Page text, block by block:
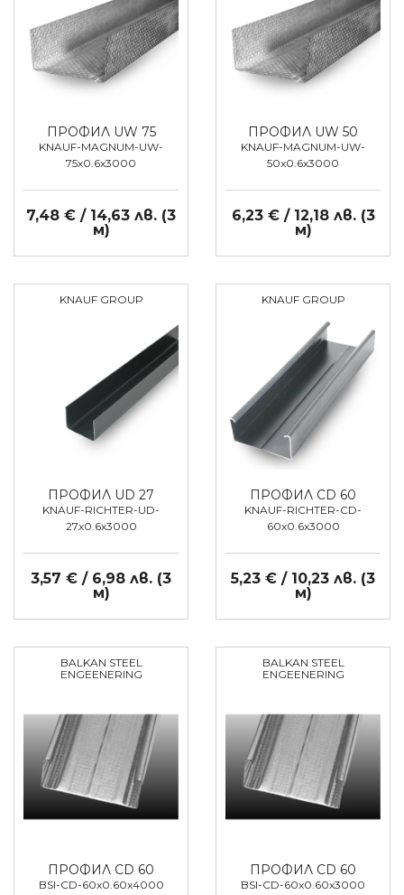
ПРОФИЛ UW 75
KNAUF-MAGNUM-UW-
75x0.6x3000
7,48 € / 14,63 лв. (3
м)
ПРОФИЛ UW 50
KNAUF-MAGNUM-UW-
50x0.6x3000
6,23 € / 12,18 лв. (3
м)
KNAUF GROUP
ПРОФИЛ UD 27
KNAUF-RICHTER-UD-
27x0.6x3000
3,57 € / 6,98 лв. (3
м)
KNAUF GROUP
ПРОФИЛ CD 60
KNAUF-RICHTER-CD-
60x0.6x3000
5,23 € / 10,23 лв. (3
м)
BALKAN STEEL
ENGEENERING
ПРОФИЛ CD 60
BSI-CD-60x0.60x4000
BALKAN STEEL
ENGEENERING
ПРОФИЛ CD 60
BSI-CD-60x0.60x3000